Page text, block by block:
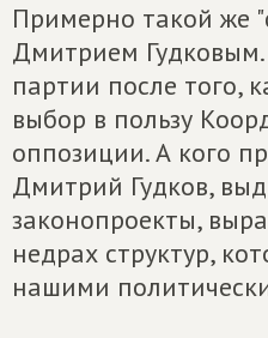
Примерно такой же
Дмитрием
партии после того,
выбор в пользу
оппозиции. А кого
Дмитрий Гудков,
законопроекты,
недрах структур,
нашими